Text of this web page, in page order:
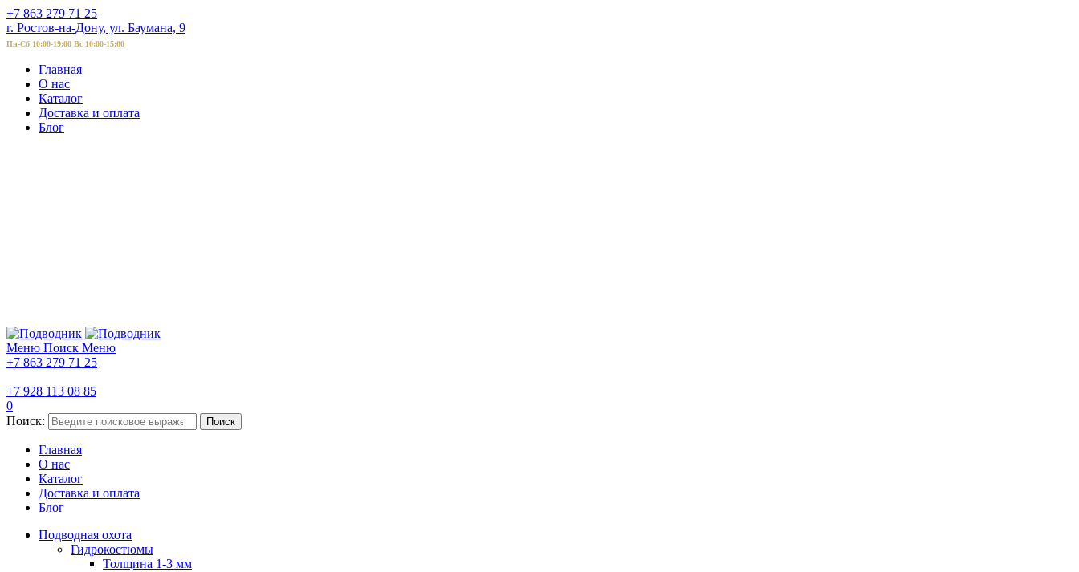
+7 863 279 71 25
г. Ростов-на-Дону, ул. Баумана, 9
Пн-Сб 10:00-19:00 Вс 10:00-15:00
Главная
О нас
Каталог
Доставка и оплата
Блог
Меню Поиск Меню
+7 863 279 71 25
+7 928 113 08 85
0
Поиск:
Поиск
Главная
О нас
Каталог
Доставка и оплата
Блог
Подводная охота
Гидрокостюмы
Толщина 1-3 мм